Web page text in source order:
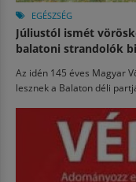
EGÉSZSÉG
Júliustól ismét
balatoni strandolók
Az idén 145 éves Magyar
lesznek a Balaton déli